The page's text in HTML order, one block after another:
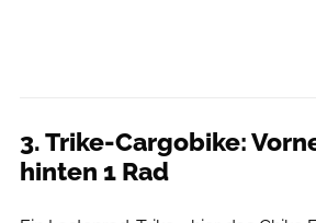
3. Trike-Cargobike:
hinten 1 Rad